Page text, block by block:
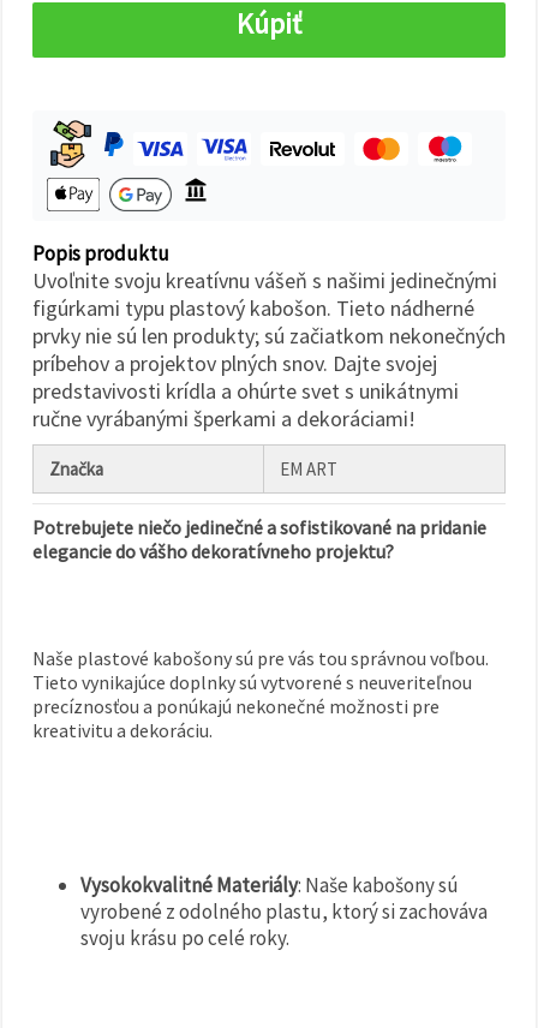
všetko
Kúpiť
Popis produktu
Uvoľnite svoju kreatívnu vášeň s našimi jedinečnými
figúrkami typu plastový kabošon. Tieto nádherné
prvky nie sú len produkty; sú začiatkom nekonečných
príbehov a projektov plných snov. Dajte svojej
predstavivosti krídla a ohúrte svet s unikátnymi
ručne vyrábanými šperkami a dekoráciami!
Značka EM ART
Potrebujete niečo jedinečné a sofistikované na pridanie
elegancie do vášho dekoratívneho projektu?
Naše plastové kabošony sú pre vás tou správnou voľbou.
Tieto vynikajúce doplnky sú vytvorené s neuveriteľnou
precíznosťou a ponúkajú nekonečné možnosti pre
kreativitu a dekoráciu.
Vysokokvalitné Materiály: Naše kabošony sú
vyrobené z odolného plastu, ktorý si zachováva
svoju krásu po celé roky.